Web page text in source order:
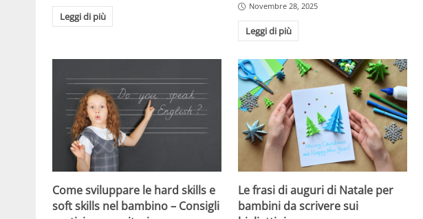
Leggi di più
Novembre 28, 2025
Leggi di più
Come sviluppare le hard skills e
soft skills nel bambino – Consigli
Le frasi di auguri di Natale per
bambini da scrivere sui